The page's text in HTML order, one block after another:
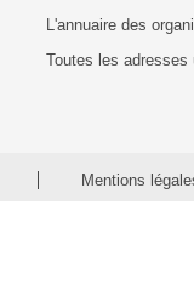
L'annuaire des
Toutes les adresses
Mentions